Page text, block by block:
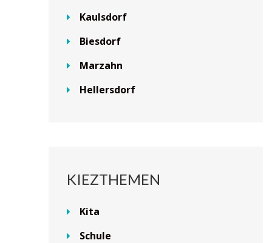
Kaulsdorf
Biesdorf
Marzahn
Hellersdorf
KIEZTHEMEN
Kita
Schule